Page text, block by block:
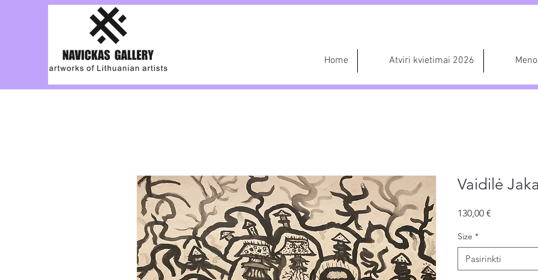
Home Atviri kvietimai 2026
Vaidilė
130,00 €
Size *
Pasirinkti